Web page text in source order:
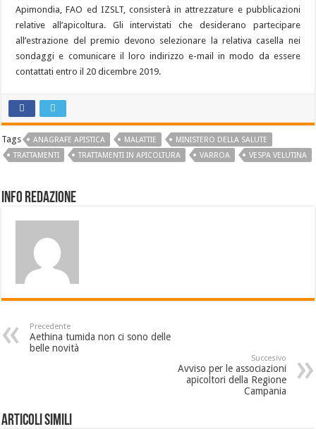
Apimondia, FAO ed IZSLT, consisterà in attrezzature e pubblicazioni
relative all’apicoltura. Gli intervistati che desiderano partecipare
all’estrazione del premio devono selezionare la relativa casella nei
sondaggi e comunicare il loro indirizzo e-mail in modo da essere
contattati entro il 20 dicembre 2019.
Tags ANAGRAFE APISTICA MALATTIE
MINISTERO DELLA SALUTE
TRATTAMENTI
TRATTAMENTI IN APICOLTURA VARROA VESPA VELUTINA
Info Redazione
Precedente
Aethina tumida non ci sono delle
belle novità
Succesivo
Avviso per le associazioni
apicoltori della Regione
Campania
Articoli Simili